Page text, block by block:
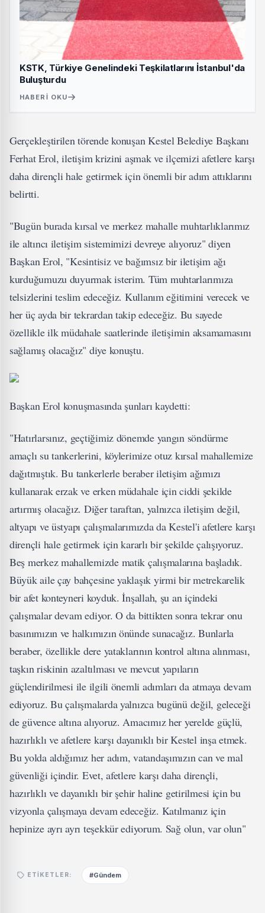
KSTK, Türkiye Genelindeki Teşkilatlarını İstanbul'da
Buluşturdu
HABERI OKU
Gerçekleştirilen törende konuşan Kestel Belediye Başkanı
Ferhat Erol, iletişim krizini aşmak ve ilçemizi afetlere karşı
daha dirençli hale getirmek için önemli bir adım attıklarını
belirtti.
"Bugün burada kırsal ve merkez mahalle muhtarlıklarımız
ile altıncı iletişim sistemimizi devreye alıyoruz" diyen
Başkan Erol, "Kesintisiz ve bağımsız bir iletişim ağı
kurduğumuzu duyurmak isterim. Tüm muhtarlarımıza
telsizlerini teslim edeceğiz. Kullanım eğitimini verecek ve
her üç ayda bir tekrardan takip edeceğiz. Bu sayede
özellikle ilk müdahale saatlerinde iletişimin aksamamasını
sağlamış olacağız" diye konuştu.
Başkan Erol konuşmasında şunları kaydetti:
"Hatırlarsınız, geçtiğimiz dönemde yangın söndürme
amaçlı su tankerlerini, köylerimize otuz kırsal mahallemize
dağıtmıştık. Bu tankerlerle beraber iletişim ağımızı
kullanarak erzak ve erken müdahale için ciddi şekilde
artırmış olacağız. Diğer taraftan, yalnızca iletişim değil,
altyapı ve üstyapı çalışmalarımızda da Kestel'i afetlere karşı
dirençli hale getirmek için kararlı bir şekilde çalışıyoruz.
Beş merkez mahallemizde matik çalışmalarına başladık.
Büyük aile çay bahçesine yaklaşık yirmi bir metrekarelik
bir afet konteyneri koyduk. İnşallah, şu an içindeki
çalışmalar devam ediyor. O da bittikten sonra tekrar onu
basınımızın ve halkımızın önünde sunacağız. Bunlarla
beraber, özellikle dere yataklarının kontrol altına alınması,
taşkın riskinin azaltılması ve mevcut yapıların
güçlendirilmesi ile ilgili önemli adımları da atmaya devam
ediyoruz. Bu çalışmalarda yalnızca bugünü değil, geleceği
de güvence altına alıyoruz. Amacımız her yerelde güçlü,
hazırlıklı ve afetlere karşı dayanıklı bir Kestel inşa etmek.
Bu yolda aldığımız her adım, vatandaşımızın can ve mal
güvenliği içindir. Evet, afetlere karşı daha dirençli,
hazırlıklı ve dayanıklı bir şehir haline getirilmesi için bu
vizyonla çalışmaya devam edeceğiz. Katılmanız için
hepinize ayrı ayrı teşekkür ediyorum. Sağ olun, var olun"
ETIKETLER: #Gündem